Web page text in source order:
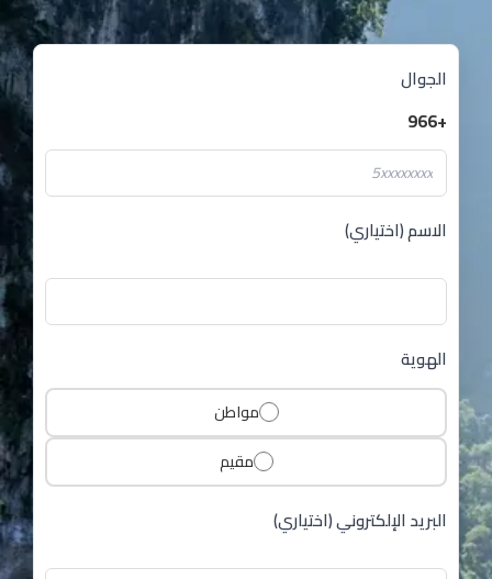
الجوال
+966
الاسم (اختياري)
الهوية
مواطن
مقيم
البريد الإلكتروني (اختياري)